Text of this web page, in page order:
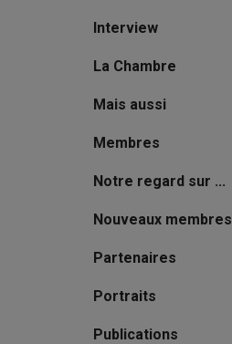
Interview
La Chambre
Mais aussi
Membres
Notre regard sur ...
Nouveaux membres
Partenaires
Portraits
Publications